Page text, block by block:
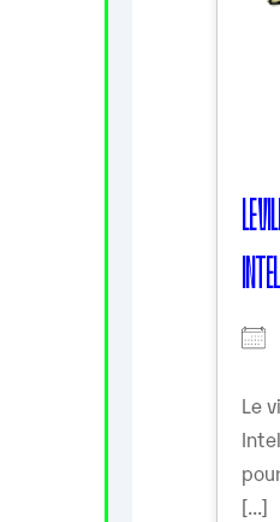
LE
Le
[...]